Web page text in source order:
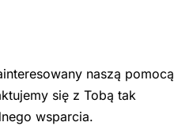
naszą pomocą
się z Tobą tak
wsparcia.